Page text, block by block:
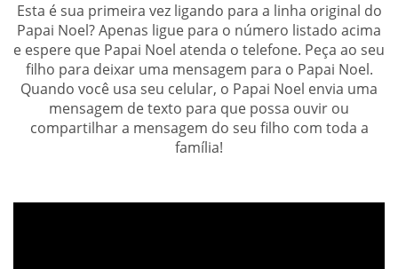
Esta é sua primeira vez ligando para a linha original do
Papai Noel? Apenas ligue para o número listado acima
e espere que Papai Noel atenda o telefone. Peça ao seu
filho para deixar uma mensagem para o Papai Noel.
Quando você usa seu celular, o Papai Noel envia uma
mensagem de texto para que possa ouvir ou
compartilhar a mensagem do seu filho com toda a
família!